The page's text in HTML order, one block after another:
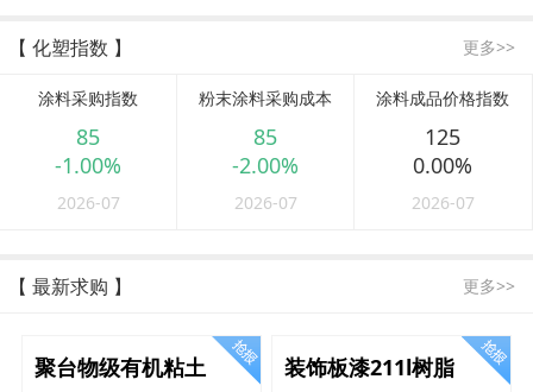
【 化塑指数 】 更多>>
涂料采购指数
85
-1.00%
2026-07
粉末涂料采购成本
85
-2.00%
2026-07
涂料成品价格指数
125
0.00%
2026-07
【 最新求购 】 更多>>
聚台物级有机粘土 装饰板漆211l树脂